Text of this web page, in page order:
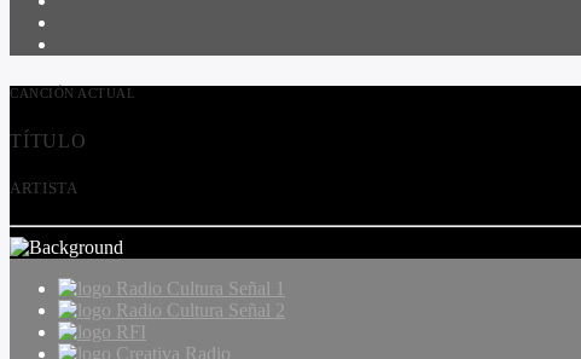
CANCIÓN ACTUAL
TÍTULO
ARTISTA
Radio Cultura Señal 1
Radio Cultura Señal 2
RFI
Creativa Radio